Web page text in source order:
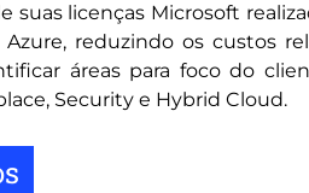
suas licenças Microsoft
reduzindo os custos
áreas para foco do
Security e Hybrid Cloud.